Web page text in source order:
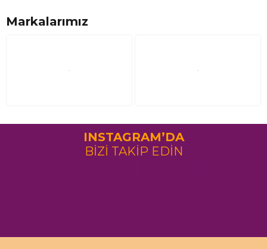
Markalarımız
INSTAGRAM’DA
BİZİ TAKİP EDİN